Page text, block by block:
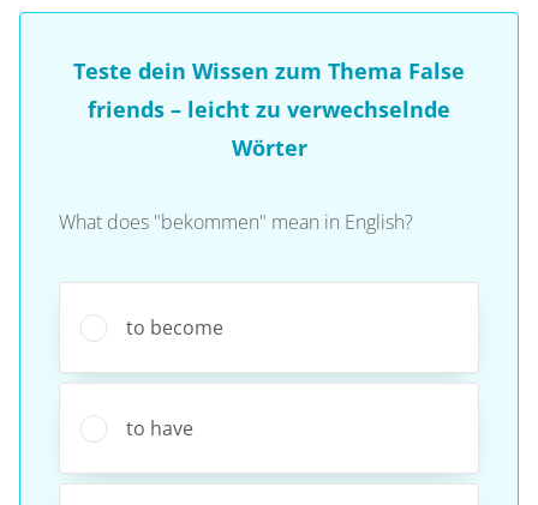
Teste dein Wissen zum Thema False
friends – leicht zu verwechselnde
Wörter
What does "bekommen" mean in English?
to become
to have